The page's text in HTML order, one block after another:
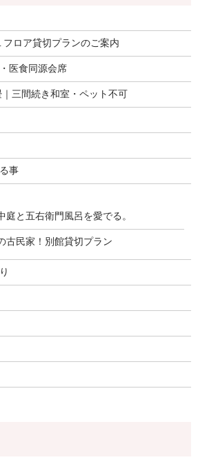
ロア貸切プランのご案内
医食同源会席
三間続き和室・ペット不可
事
庭と五右衛門風呂を愛でる。
古民家！別館貸切プラン